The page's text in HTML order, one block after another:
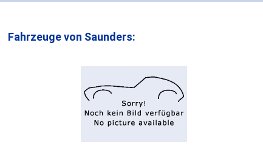
Fahrzeuge von Saunders: